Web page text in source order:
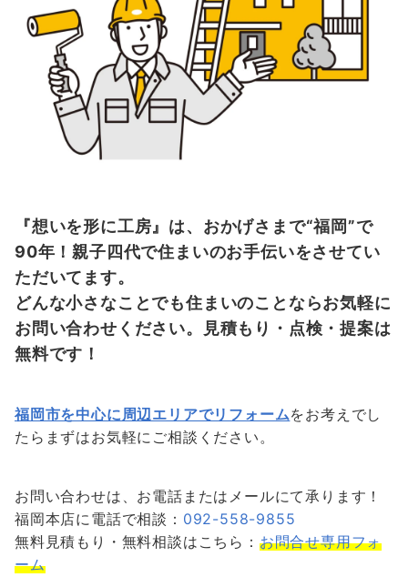
『想いを形に工房』は、おかげさまで“福岡”で
90年！親子四代で住まいのお手伝いをさせてい
ただいてます。
どんな小さなことでも住まいのことならお気軽に
お問い合わせください。見積もり・点検・提案は
無料です！
福岡市を中心に周辺エリアでリフォームをお考えでし
たらまずはお気軽にご相談ください。
お問い合わせは、お電話またはメールにて承ります！
福岡本店に電話で相談： 092-558-9855
無料見積もり・無料相談はこちら： お問合せ専用フォ
ーム